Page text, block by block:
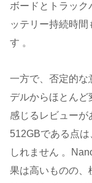
ボードとトラック
ッテリー持続時間
す 。
一方で、否定的な
デルからほとんど
感じるレビュー
512GBである点
しれません 。
果は高いものの、